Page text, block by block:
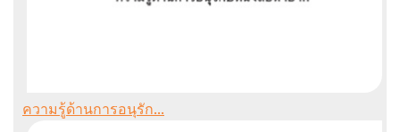
ความรู้ด้านการอนุรัก...